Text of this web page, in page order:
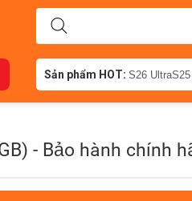
Sản phẩm HOT: S26 Ultra
- Bảo hành chính